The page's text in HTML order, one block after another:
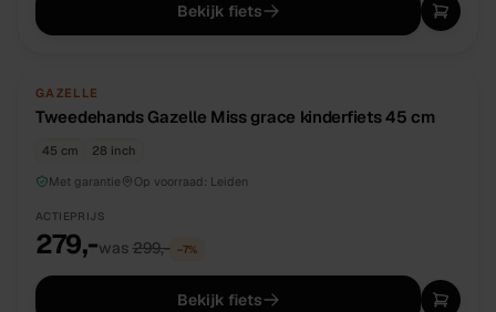
Bekijk fiets
TWEEDEHANDS
GAZELLE
Tweedehands Gazelle Miss grace kinderfiets 45 cm
45 cm
28 inch
Met garantie
Op voorraad: Leiden
ACTIEPRIJS
279,-was 299,- −7%
Bekijk fiets